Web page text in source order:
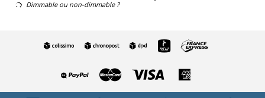
Dimmable ou non-dimmable ?